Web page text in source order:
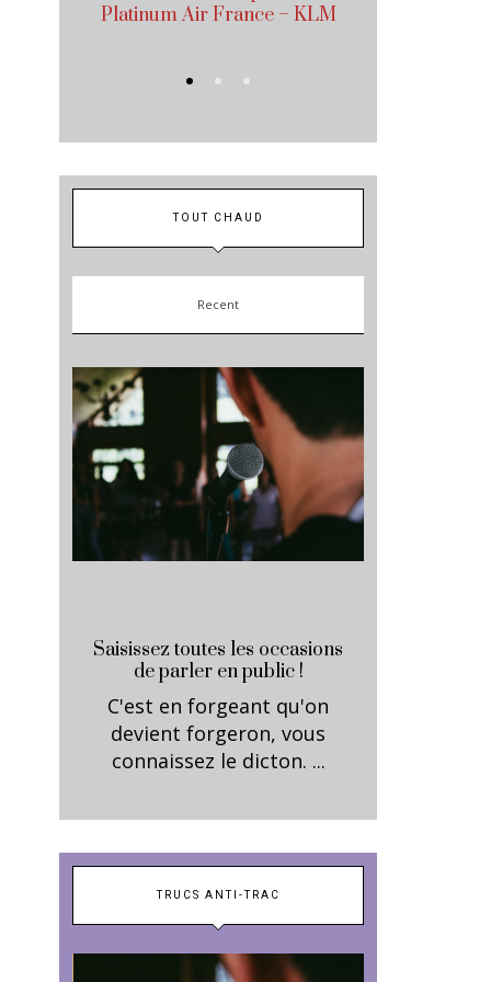
Platinum Air France – KLM
TOUT CHAUD
Recent
Saisissez toutes les occasions
de parler en public !
C'est en forgeant qu'on
devient forgeron, vous
connaissez le dicton. ...
TRUCS ANTI-TRAC